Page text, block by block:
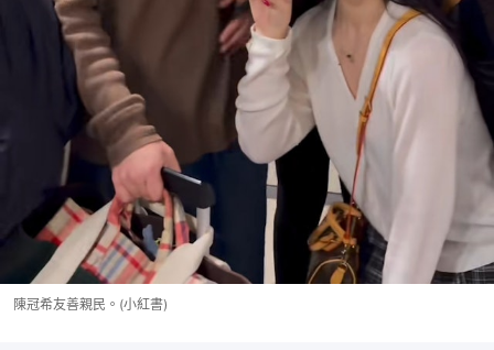
陳冠希友善親民。(小紅書)